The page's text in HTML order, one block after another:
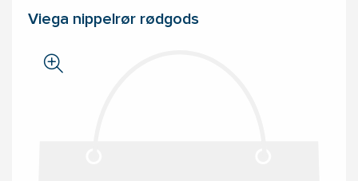
Viega nippelrør rødgods